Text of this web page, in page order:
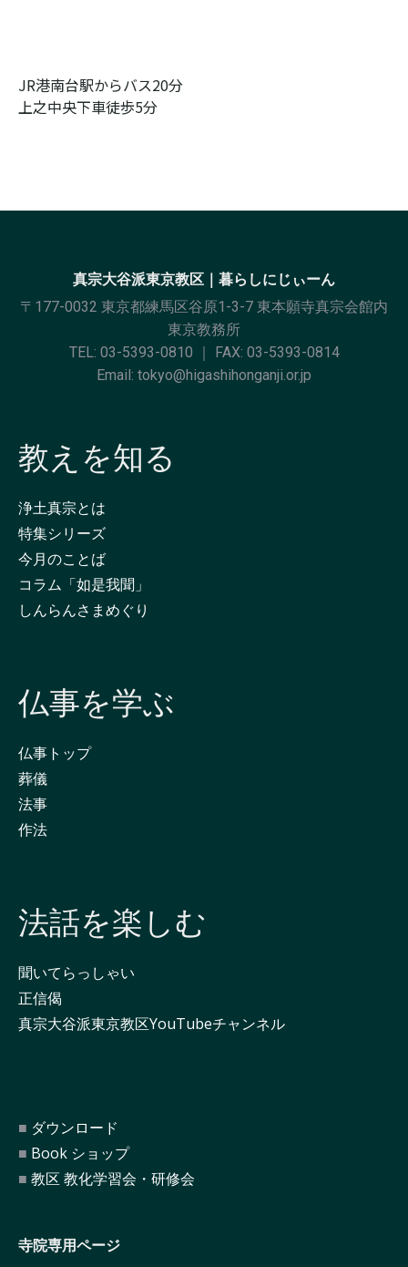
JR港南台駅からバス20分
上之中央下車徒歩5分
真宗大谷派東京教区｜暮らしにじぃーん
〒177-0032 東京都練馬区谷原1-3-7 東本願寺真宗会館内
東京教務所
TEL: 03-5393-0810 ｜ FAX: 03-5393-0814
Email: tokyo@higashihonganji.or.jp
教えを知る
浄土真宗とは
特集シリーズ
今月のことば
コラム「如是我聞」
しんらんさまめぐり
仏事を学ぶ
仏事トップ
葬儀
法事
作法
法話を楽しむ
聞いてらっしゃい
正信偈
真宗大谷派東京教区YouTubeチャンネル
ダウンロード
Book ショップ
教区 教化学習会・研修会
寺院専用ページ